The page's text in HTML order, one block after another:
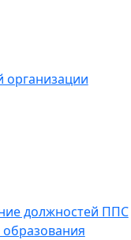
организации
должностей ППС